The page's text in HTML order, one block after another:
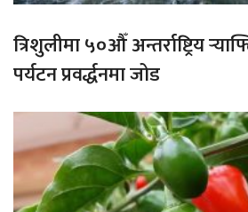
त्रिशुलीमा ५०औँ अन्तर्राष्ट्रिय
पर्यटन प्रवर्द्धनमा जोड